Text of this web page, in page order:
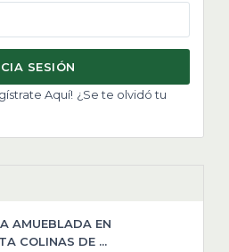
SESIÓN
Aquí! ¿Se te olvidó tu
AMUEBLADA EN
COLINAS DE ...